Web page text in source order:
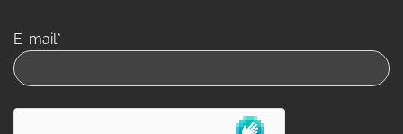
E-mail*